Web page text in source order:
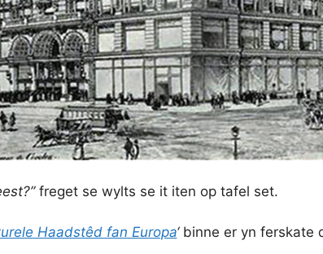
freget se wylts se it iten op tafel set.
Haadstêd fan Europa‘binne er yn ferskate